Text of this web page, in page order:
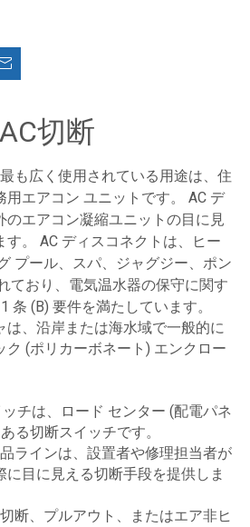
AC切断
も広く使用されている用途は、住
エアコン ユニットです。 AC デ
のエアコン凝縮ユニットの目に見
す。 AC ディスコネクトは、ヒー
プール、スパ、ジャグジー、ポン
ており、電気温水器の保守に関す
条 (B) 要件を満たしています。
は、沿岸または海水域で一般的に
ク (ポリカーボネート) エンクロー
ッチは、ロード センター (配電パネ
る切断スイッチです。
ラインは、設置者や修理担当者が
に目に見える切断手段を提供しま
断、プルアウト、またはエア非ヒ